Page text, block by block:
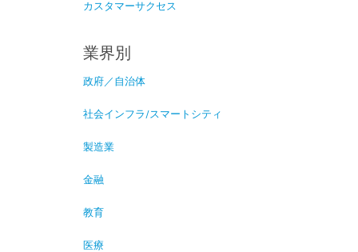
カスタマーサクセス
業界別
政府／自治体
社会インフラ/スマートシティ
製造業
金融
教育
医療